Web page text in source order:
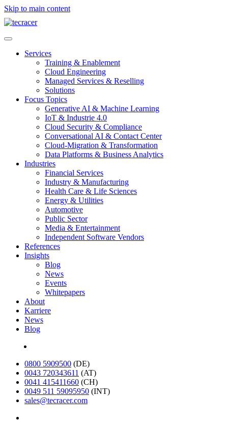
Skip to main content
Services
Training & Enablement
Cloud Engineering
Managed Services & Reselling
Solutions
Focus Topics
Generative AI & Machine Learning
IoT & Industrie 4.0
Cloud Security & Compliance
Conversational AI & Contact Center
Cloud-Migration & Transformation
Data Platforms & Business Analytics
Industries
Financial Services
Industry & Manufacturing
Health Care & Life Sciences
Energy & Utilities
Automotive
Public Sector
Media & Entertainment
Independent Software Vendors
References
Insights
Blog
News
Events
Whitepapers
About
Karriere
News
Blog
0800 5909500 (DE)
0043 720343611 (AT)
0041 415411660 (CH)
0049 511 59095950 (INT)
sales@tecracer.com